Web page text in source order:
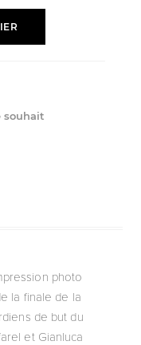
souhait
photo
la finale de la
de but du
et Gianluca